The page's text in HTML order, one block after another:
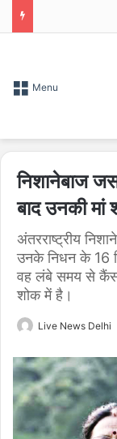
Menu
निशानेबाज
बाद उनकी मां
अंतरराष्ट्रीय
उनके निधन के 16
वह लंबे समय से कैंसर
शोक में है।
Live News Delhi